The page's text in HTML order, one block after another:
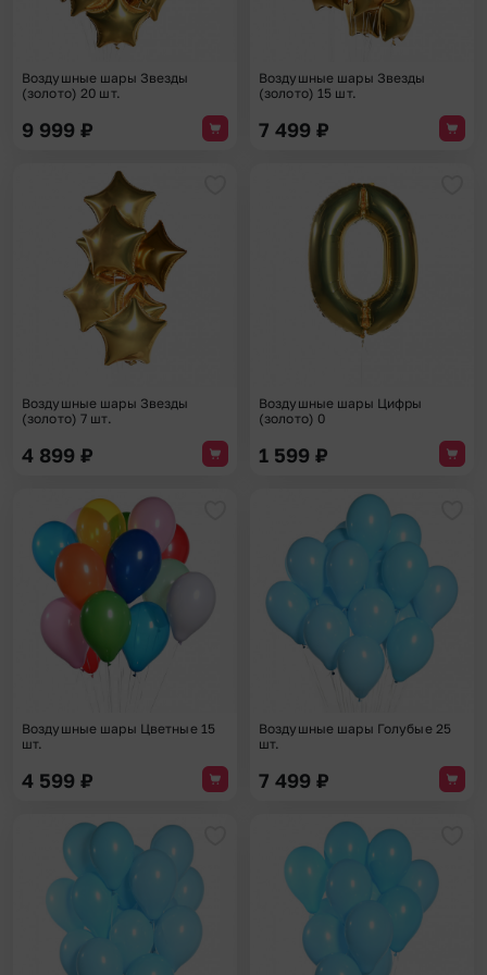
Воздушные шары Звезды
(золото) 20 шт.
9 999 ₽
Воздушные шары Звезды
(золото) 15 шт.
7 499 ₽
Добавить в избранное
Воздушные шары Звезды
(золото) 7 шт.
4 899 ₽
Воздушные шары Цифры
(золото) 0
1 599 ₽
Добавить в избранное
Воздушные шары Цветные 15
шт.
4 599 ₽
Воздушные шары Голубые 25
шт.
7 499 ₽
Добавить в избранное